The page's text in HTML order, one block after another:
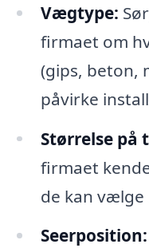
Vægtype:
firmaet om
(gips, beton,
påvirke
Størrelse på
firmaet
de kan
Seerposition: